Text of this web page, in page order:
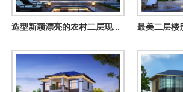
造型新颖漂亮的农村二层现代风别墅设计图，老少皆宜的外观